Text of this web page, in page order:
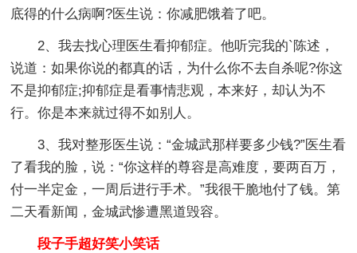
底得的什么病啊?医生说：你减肥饿着了吧。
2、我去找心理医生看抑郁症。他听完我的`陈述，
说道：如果你说的都真的话，为什么你不去自杀呢?你这
不是抑郁症;抑郁症是看事情悲观，本来好，却认为不
行。你是本来就过得不如别人。
3、我对整形医生说：“金城武那样要多少钱?”医生看
了看我的脸，说：“你这样的尊容是高难度，要两百万，
付一半定金，一周后进行手术。”我很干脆地付了钱。第
二天看新闻，金城武惨遭黑道毁容。
段子手超好笑小笑话